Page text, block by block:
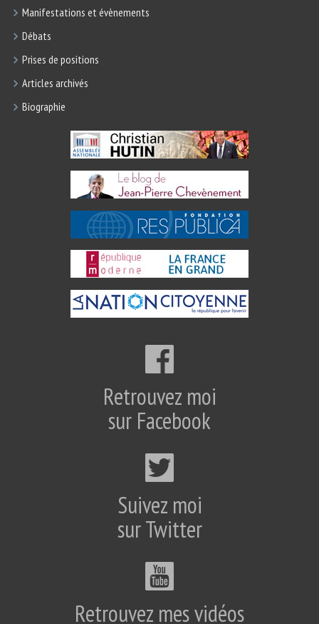
Manifestations et évènements
Débats
Prises de positions
Articles archivés
Biographie
Retrouvez moi
sur Facebook
Suivez moi
sur Twitter
Retrouvez mes vidéos